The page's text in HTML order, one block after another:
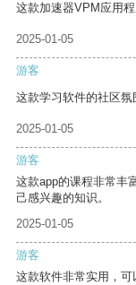
这款加速器VPM应用
2025-01-05
游客
这款学习软件的社区氛
2025-01-05
游客
这款app的课程非常丰
己感兴趣的知识。
2025-01-05
游客
这款软件非常实用，